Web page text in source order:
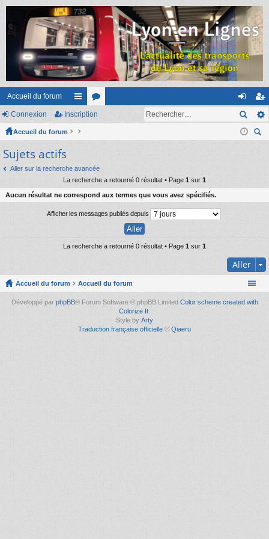
Accueil du forum
ac
co
ci
s
or
s
on
ne
ns
cri
Connexion Inscription
Accueil du forum
Sujets actifs
Aller sur la recherche avancée
La recherche a retourné 0 résultat • Page 1 sur 1
Aucun résultat ne correspond aux termes que vous avez spécifiés.
Afficher les messages publiés depuis
La recherche a retourné 0 résultat • Page 1 sur 1
Aller
Accueil du forum Accueil du forum
Développé par phpBB® Forum Software © phpBB Limited Color scheme created with
Colorize It
Style by Arty
Traduction française officielle © Qiaeru